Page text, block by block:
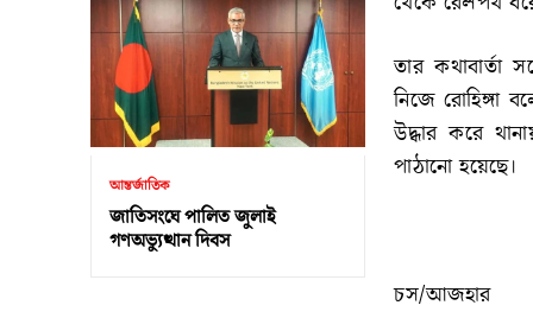
আন্তর্জাতিক
জাতিসংঘে পালিত জুলাই
গণঅভ্যুত্থান দিবস
তার
নিজে রোহিঙ্গা
উদ্ধার করে
পাঠানো হয়েছে।
চস/আজহার